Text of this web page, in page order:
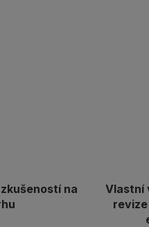
na
Vlastní